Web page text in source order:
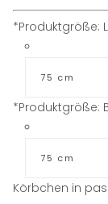
*Produktgröße:
*Produktgröße:
Körbchen in